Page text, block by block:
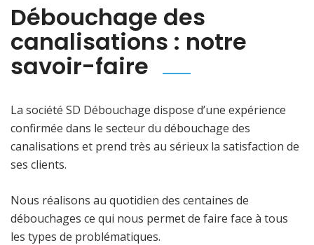
Débouchage des
canalisations : notre
savoir-faire
La société SD Débouchage dispose d’une expérience
confirmée dans le secteur du débouchage des
canalisations et prend très au sérieux la satisfaction de
ses clients.
Nous réalisons au quotidien des centaines de
débouchages ce qui nous permet de faire face à tous
les types de problématiques.